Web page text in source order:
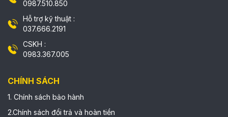
0987.510.850
Hỗ trợ kỹ thuật :
037.666.2191
CSKH :
0983.367.005
CHÍNH SÁCH
1. Chính sách bảo hành
2.Chính sách đổi trả và hoàn tiền